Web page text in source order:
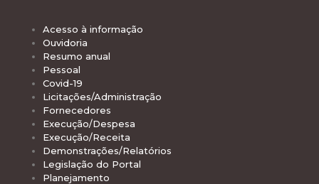
Acesso à informação
Ouvidoria
Resumo anual
Pessoal
Covid-19
Licitações/Administração
Fornecedores
Execução/Despesa
Execução/Receita
Demonstrações/Relatórios
Legislação do Portal
Planejamento